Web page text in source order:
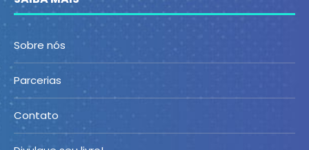
Sobre nós
Parcerias
Contato